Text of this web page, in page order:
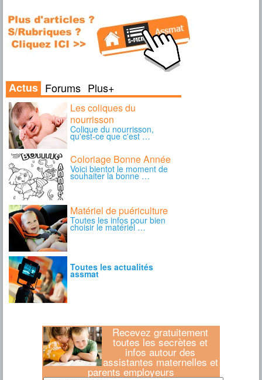
Recevez gratuitement
toutes les secrètes et
infos autour des
assistantes maternelles et
parents employeurs